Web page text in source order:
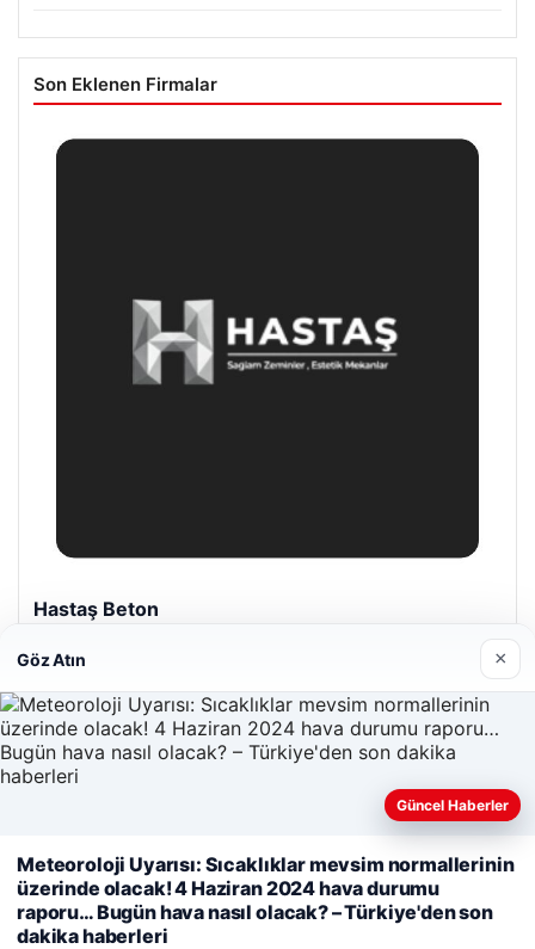
Son Eklenen Firmalar
Hastaş Beton
Web sitemizi nasıl kullandığınızı daha iyi anlayabilmek,
deneyiminizi kişiselleştirmek ve geliştirmek amacıyla çerezler
kullanıyoruz.Çerez Politikamız
Göz Atın ×
Güncel Haberler
Meteoroloji Uyarısı: Sıcaklıklar mevsim normallerinin
üzerinde olacak! 4 Haziran 2024 hava durumu
raporu… Bugün hava nasıl olacak? – Türkiye'den son
dakika haberleri
Yeminli Tercüme Bürosu|Malta Dil Okulu|
lemagrup.com.tr